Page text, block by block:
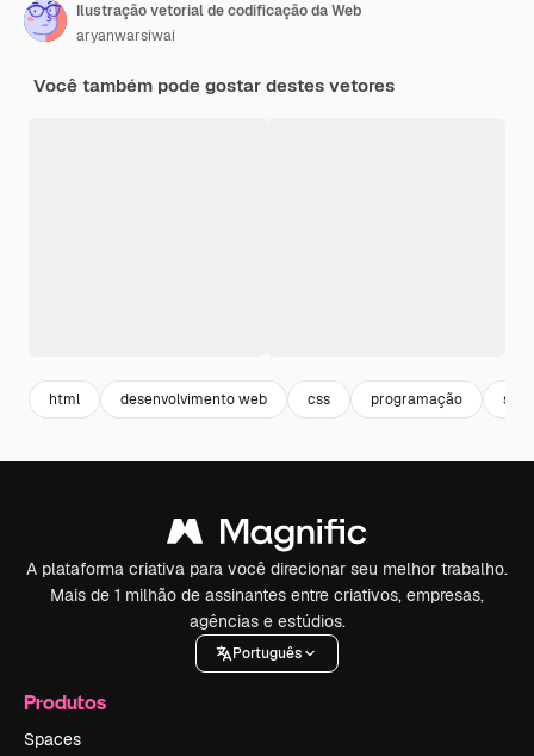
Ilustração vetorial de codificação da Web
aryanwarsiwai
Você também pode gostar destes vetores
html desenvolvimento web css programação
A plataforma criativa para você direcionar seu melhor trabalho.
Mais de 1 milhão de assinantes entre criativos, empresas,
agências e estúdios.
Português
Produtos
Spaces